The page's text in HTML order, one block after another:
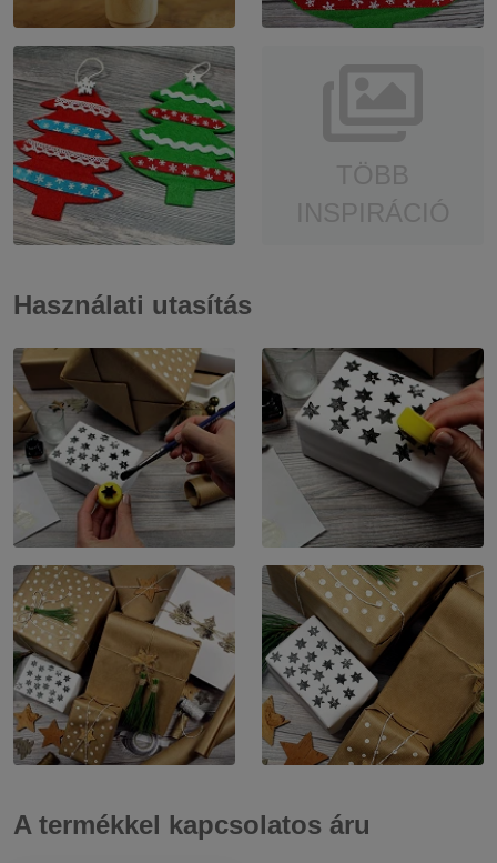
Használati utasítás
A termékkel kapcsolatos áru